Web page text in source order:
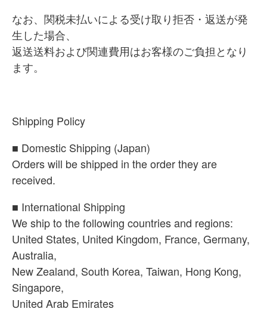
なお、関税未払いによる受け取り拒否・返送が発
生した場合、
返送送料および関連費用はお客様のご負担となり
ます。
Shipping Policy
■ Domestic Shipping (Japan)
Orders will be shipped in the order they are
received.
■ International Shipping
We ship to the following countries and regions:
United States, United Kingdom, France, Germany,
Australia,
New Zealand, South Korea, Taiwan, Hong Kong,
Singapore,
United Arab Emirates